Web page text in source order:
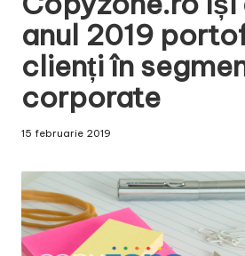
anul 2019
clienți în
corporate
15 februarie 2019